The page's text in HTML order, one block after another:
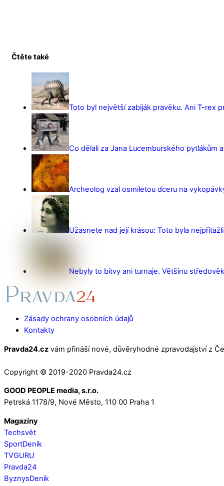
Čtěte také
Toto byl největší zabiják pravěku. Ani T-rex
Co dělali za Jana Lucemburského pytlákům
Archeolog vzal osmiletou dceru na
Užasnete nad její krásou: Toto byla
Nebyly to bitvy ani turnaje. Většinu
Zásady ochrany osobních údajů
Kontakty
Pravda24.cz vám přináší nové, důvěryhodné zpravodajství z
Copyright © 2019-2020 Pravda24.cz
GOOD PEOPLE media, s.r.o.
Petrská 1178/9, Nové Město, 110 00 Praha 1
Magazíny
Techsvět
SportDeník
TVGURU
Pravda24
ByznysDeník